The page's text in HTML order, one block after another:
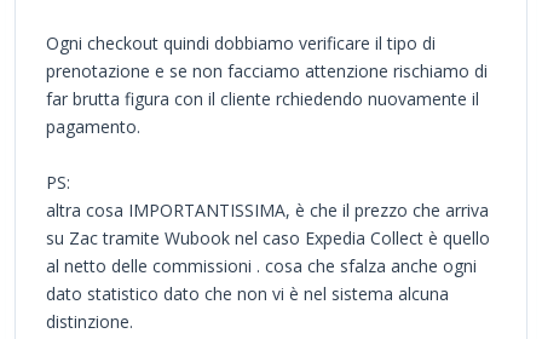
Ogni checkout quindi dobbiamo verificare il tipo di
prenotazione e se non facciamo attenzione rischiamo di
far brutta figura con il cliente rchiedendo nuovamente il
pagamento.
PS:
altra cosa IMPORTANTISSIMA, è che il prezzo che arriva
su Zac tramite Wubook nel caso Expedia Collect è quello
al netto delle commissioni . cosa che sfalza anche ogni
dato statistico dato che non vi è nel sistema alcuna
distinzione.